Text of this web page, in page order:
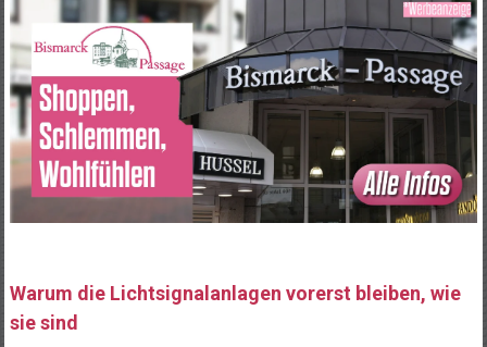
Warum die Lichtsignalanlagen vorerst bleiben, wie
sie sind